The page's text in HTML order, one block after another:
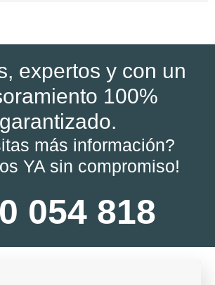
expertos y con un
100%
garantizado.
más información?
YA sin compromiso!
054 818